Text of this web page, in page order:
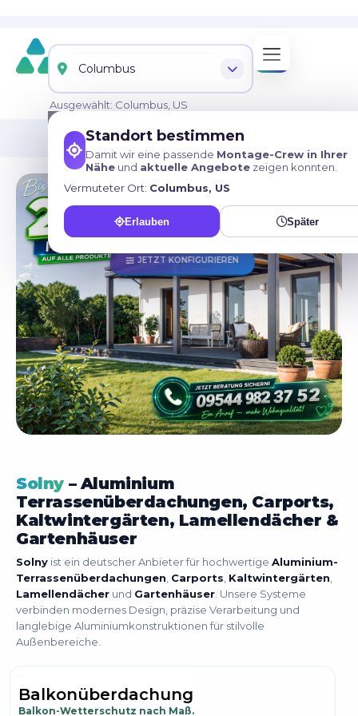
Ausgewählt: Columbus, US
Standort bestimmen
Damit wir eine passende Montage-Crew in Ihrer
Näheund aktuelle Angebotezeigen konnten.
Vermuteter Ort: Columbus, US
Erlauben Später
09544/982 37 52
JETZT KONFIGURIEREN
Solny – Aluminium
Terrassenüberdachungen, Carports,
Kaltwintergärten, Lamellendächer &
Gartenhäuser
Solny ist ein deutscher Anbieter für hochwertige Aluminium-
Terrassenüberdachungen Carports Kaltwintergärten
Lamellendächer und Gartenhäuser . Unsere Systeme
verbinden modernes Design, präzise Verarbeitung und
langlebige Aluminiumkonstruktionen für stilvolle
Außenbereiche.
Carport
Fahrzeugschutz nach Maß.